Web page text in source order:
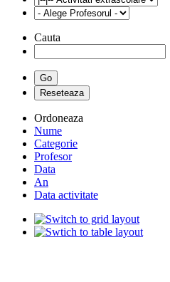
Cauta
Ordoneaza
Nume
Categorie
Profesor
Data
An
Data activitate